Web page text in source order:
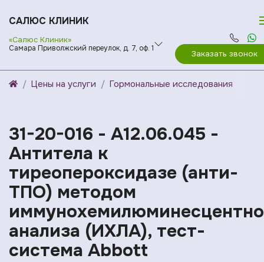
САЛЮС КЛИНИК
«Салюс Клиник»
Самара Приволжский переулок, д. 7, оф. 1
Заказать звонок
Цены на услуги Гормональные исследования
31-20-016 - A12.06.045 -
Антитела к
тиреопероксидазе (анти-
ТПО) методом
анализа (ИХЛА), тест-
система Abbott